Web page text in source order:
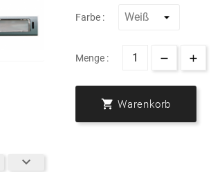

Farbe :
Menge :
 Warenkorb